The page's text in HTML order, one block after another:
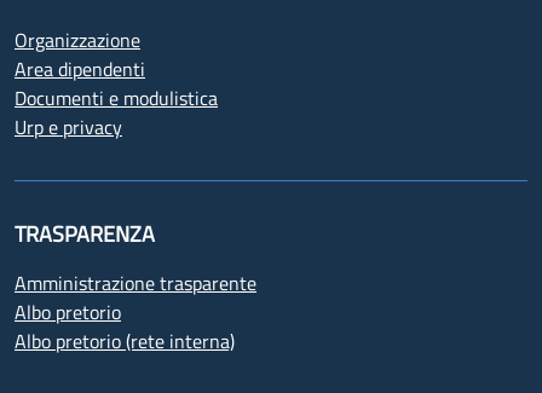
Organizzazione
Area dipendenti
Documenti e modulistica
Urp e privacy
TRASPARENZA
Amministrazione trasparente
Albo pretorio
Albo pretorio (rete interna)